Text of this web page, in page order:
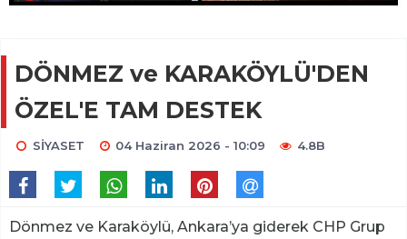
DÖNMEZ ve KARAKÖYLÜ'DEN
ÖZEL'E TAM DESTEK
SİYASET 04 Haziran 2026 - 10:09 4.8B
Dönmez ve Karaköylü, Ankara’ya giderek CHP Grup